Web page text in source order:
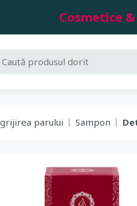
Cosmetice
parului Sampon